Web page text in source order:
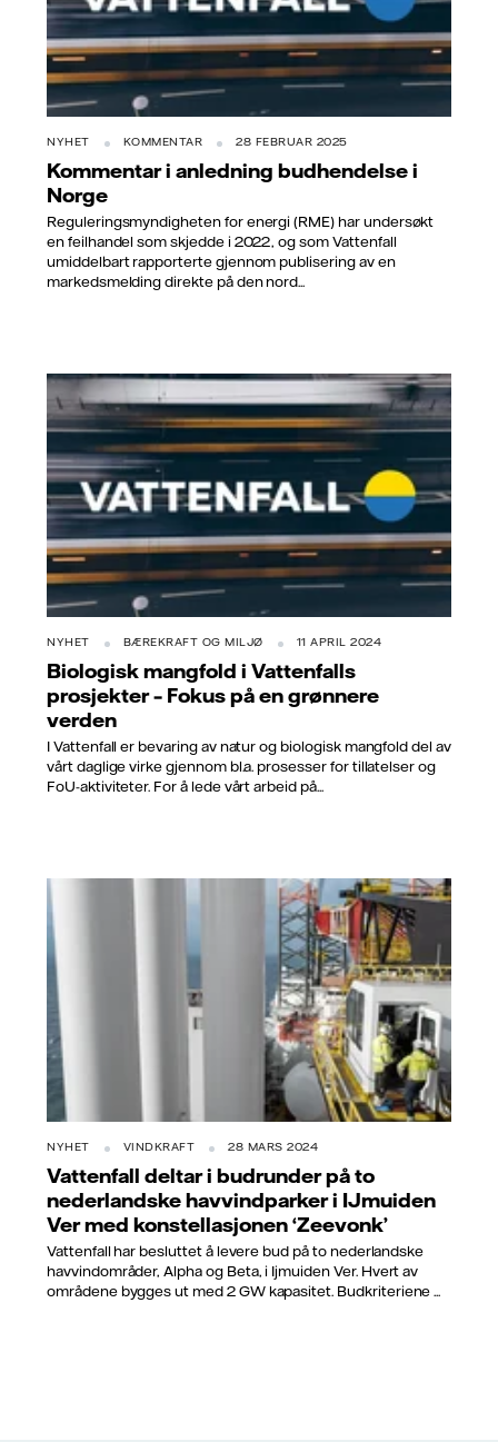
NYHET KOMMENTAR 28 FEBRUAR 2025
Kommentar i anledning budhendelse i
Norge
Reguleringsmyndigheten for energi (RME) har undersøkt
en feilhandel som skjedde i 2022, og som Vattenfall
umiddelbart rapporterte gjennom publisering av en
markedsmelding direkte på den nord...
NYHET BÆREKRAFT OG MILJØ 11 APRIL 2024
Biologisk mangfold i Vattenfalls
prosjekter – Fokus på en grønnere
verden
I Vattenfall er bevaring av natur og biologisk mangfold del av
vårt daglige virke gjennom bl.a. prosesser for tillatelser og
FoU-aktiviteter. For å lede vårt arbeid på...
NYHET VINDKRAFT 28 MARS 2024
Vattenfall deltar i budrunder på to
nederlandske havvindparker i IJmuiden
Ver med konstellasjonen ‘Zeevonk’
Vattenfall har besluttet å levere bud på to nederlandske
havvindområder, Alpha og Beta, i Ijmuiden Ver. Hvert av
områdene bygges ut med 2 GW kapasitet. Budkriteriene ...